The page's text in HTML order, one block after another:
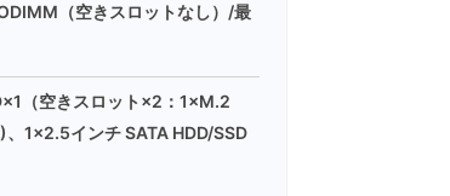
（空きスロットなし）/最
（空きスロット×2：1×M.2
1×2.5インチ SATA HDD/SSD